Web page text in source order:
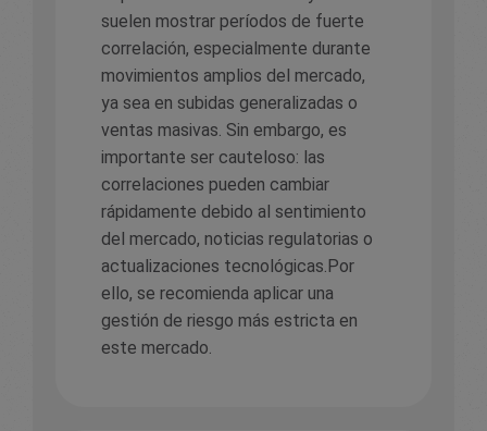
suelen mostrar períodos de fuerte
correlación, especialmente durante
movimientos amplios del mercado,
ya sea en subidas generalizadas o
ventas masivas. Sin embargo, es
importante ser cauteloso: las
correlaciones pueden cambiar
rápidamente debido al sentimiento
del mercado, noticias regulatorias o
actualizaciones tecnológicas.Por
ello, se recomienda aplicar una
gestión de riesgo más estricta en
este mercado.